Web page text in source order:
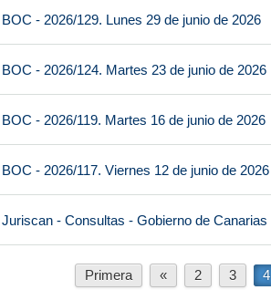
BOC - 2026/129. Lunes 29 de junio de 2026
BOC - 2026/124. Martes 23 de junio de 2026
BOC - 2026/119. Martes 16 de junio de 2026
BOC - 2026/117. Viernes 12 de junio de 2026
Juriscan - Consultas - Gobierno de Canarias
Primera « 2 3 4